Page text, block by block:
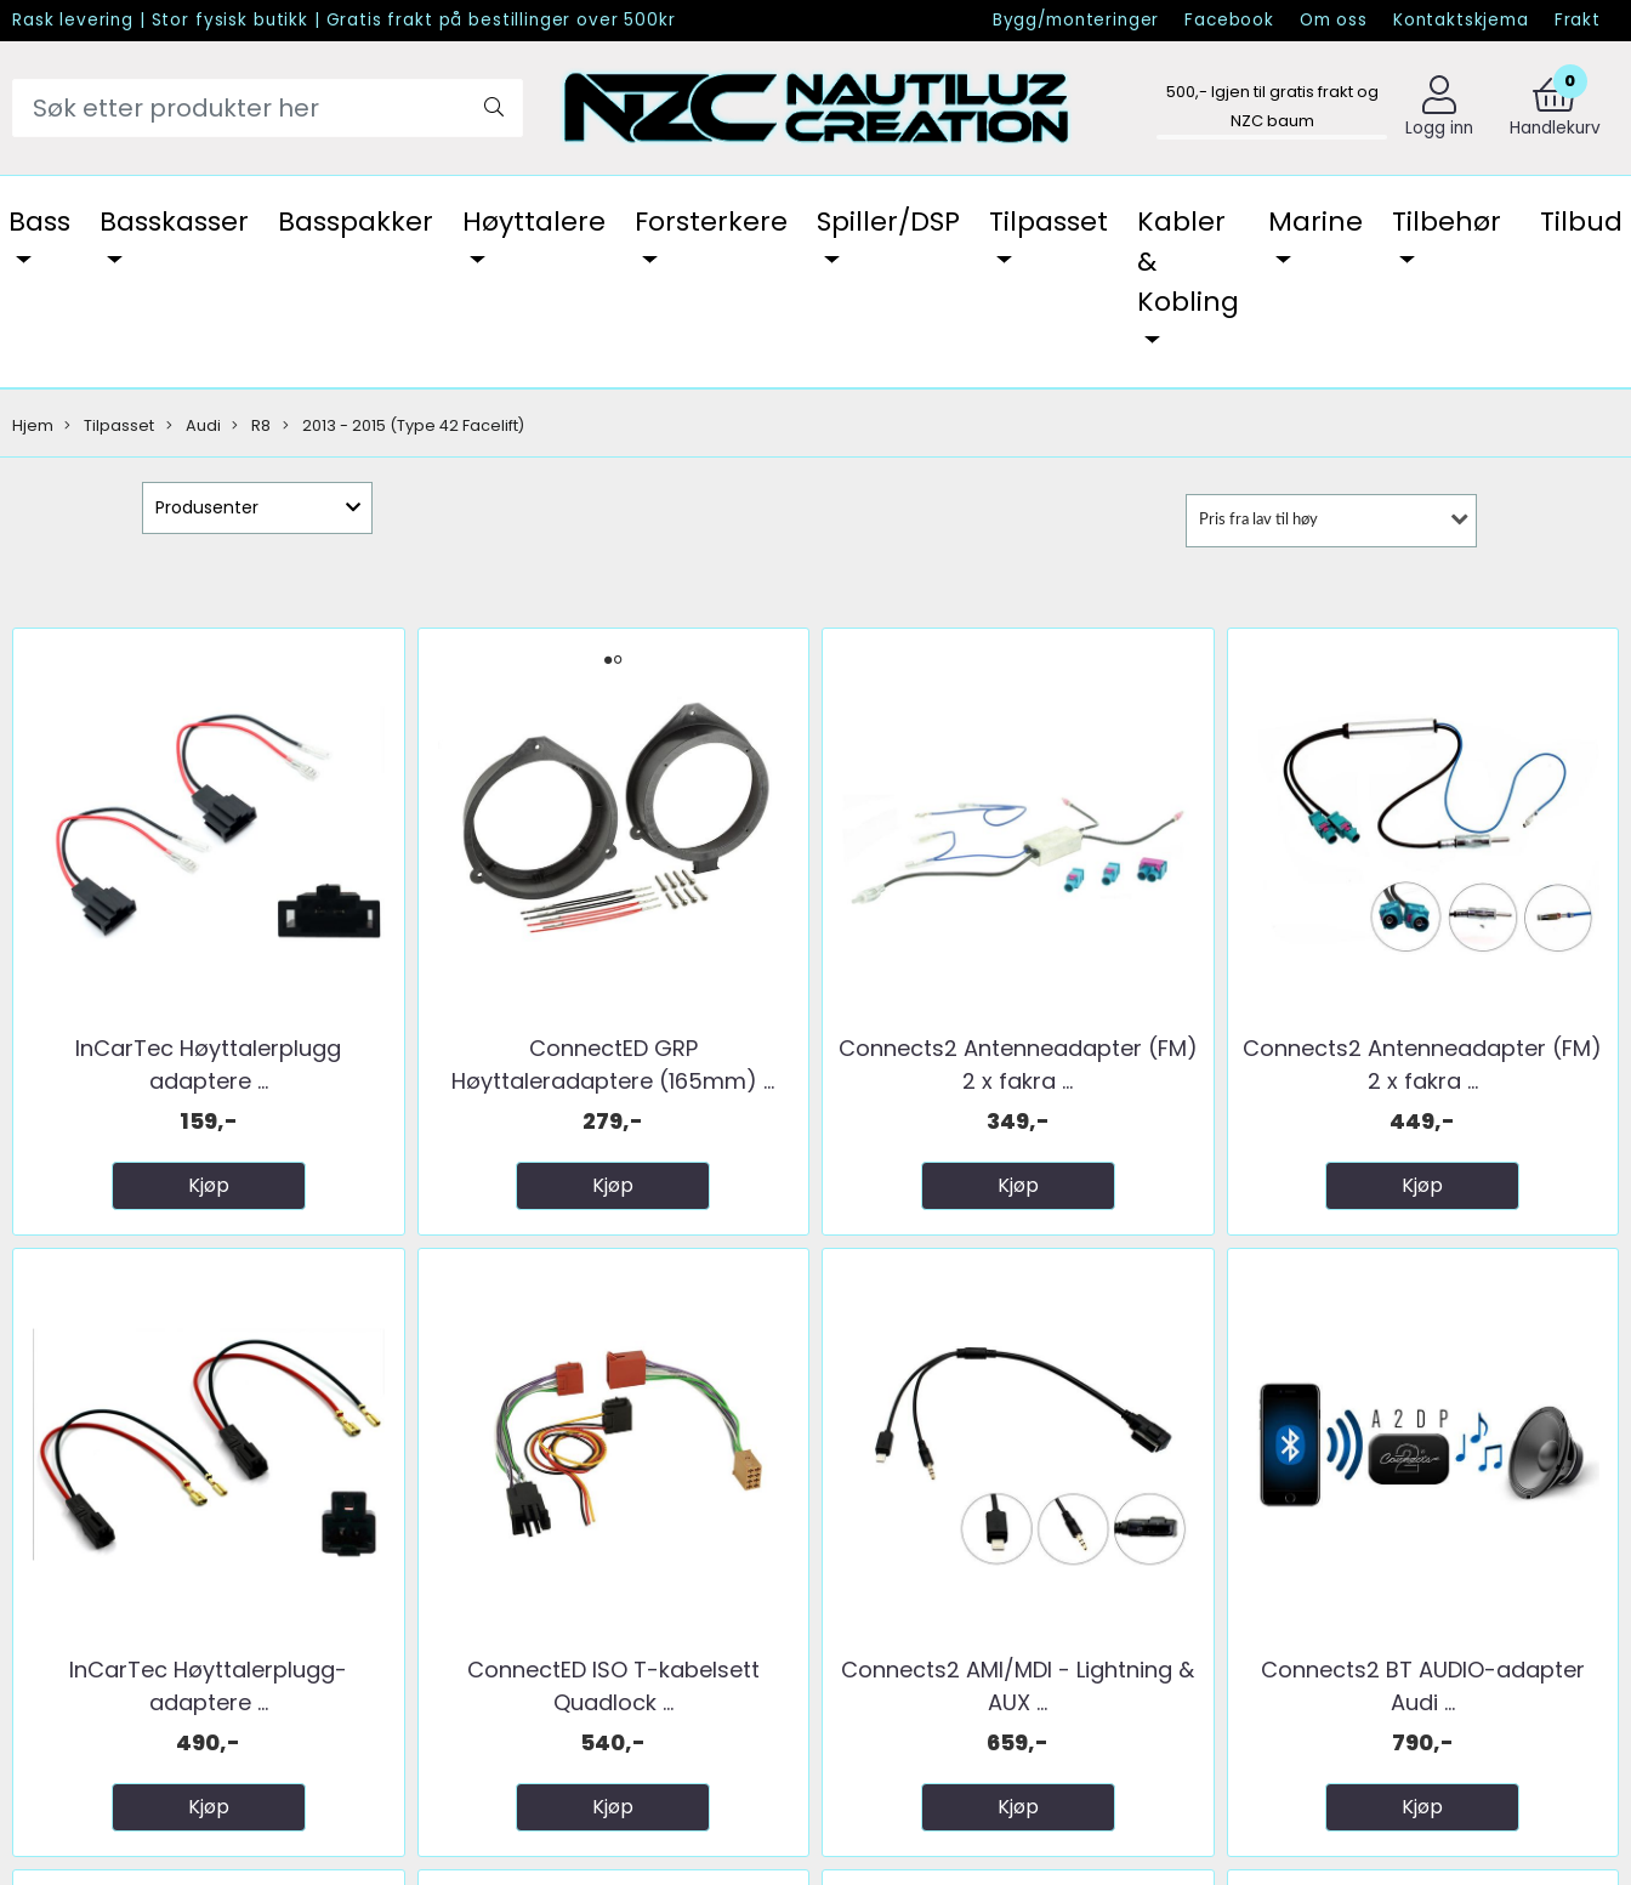
Rask levering | Stor fysisk butikk | Gratis frakt på bestillinger over 500kr Bygg/monteringer Facebook Om oss Kontaktskjema Frakt
500,- Igjen til gratis frakt og
NZC baum
Logg inn
0
Handlekurv
Bass Basskasser Basspakker Høyttalere Forsterkere Spiller/DSP Tilpasset
Kabler
&
Kobling
Marine Tilbehør Tilbud
Hjem Tilpasset Audi R8 2013 - 2015 (Type 42 Facelift)
Produsenter
Pris fra lav til høy
InCarTec Høyttalerplugg
adaptere ...
159,-
Kjøp
ConnectED GRP
Høyttaleradaptere (165mm) ...
279,-
Kjøp
Connects2 Antenneadapter (FM)
2 x fakra ...
349,-
Kjøp
Connects2 Antenneadapter (FM)
2 x fakra ...
449,-
Kjøp
InCarTec Høyttalerplugg-
adaptere ...
490,-
Kjøp
ConnectED ISO T-kabelsett
Quadlock ...
540,-
Kjøp
Connects2 AMI/MDI - Lightning &
AUX ...
659,-
Kjøp
Connects2 BT AUDIO-adapter
Audi ...
790,-
Kjøp